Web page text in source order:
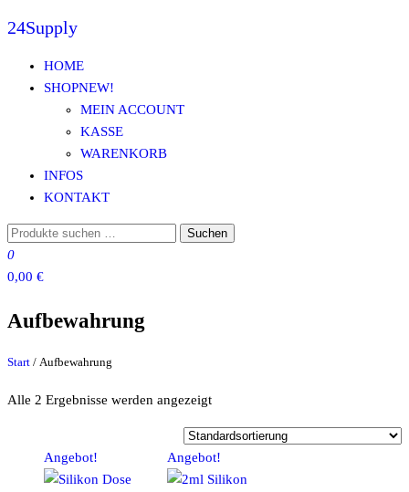
Zum
springen
24Supply
HOME
SHOPNEW!
MEIN ACCOUNT
KASSE
WARENKORB
INFOS
KONTAKT
Suche
nach:
Suchen
0
0,00 €
Aufbewahrung
Start / Aufbewahrung
Alle 2 Ergebnisse werden angezeigt
Angebot! Angebot!